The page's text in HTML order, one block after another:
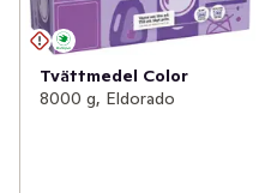
Tvättmedel Color
8000 g, Eldorado